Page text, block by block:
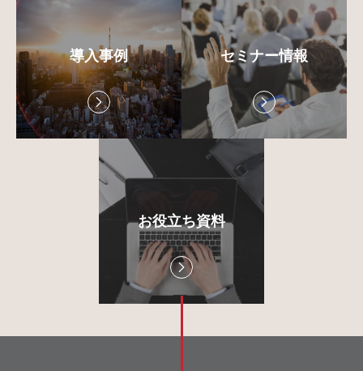
導入事例 セミナー情報
お役立ち資料